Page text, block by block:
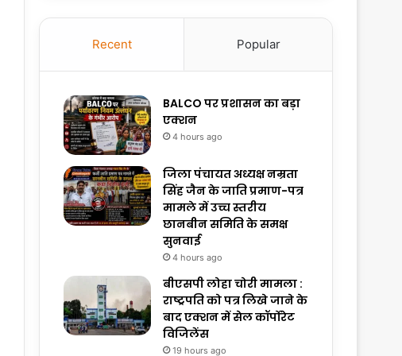
Recent Popular
BALCO पर प्रशासन का बड़ा
एक्शन
4 hours ago
जिला पंचायत अध्यक्ष नम्रता
सिंह जैन के जाति प्रमाण-पत्र
मामले में उच्च स्तरीय
छानबीन समिति के समक्ष
सुनवाई
4 hours ago
बीएसपी लोहा चोरी मामला :
राष्ट्रपति को पत्र लिखे जाने के
बाद एक्शन में सेल कॉर्पोरेट
विजिलेंस
19 hours ago